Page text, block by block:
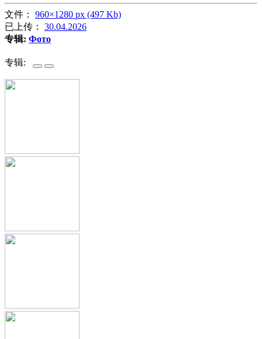
文件： 960×1280 px (497 Kb)
已上传： 30.04.2026
专辑: Фото
专辑: